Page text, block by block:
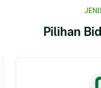
Pilihan